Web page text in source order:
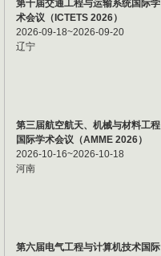
第十届交通工程与运输系统国际学
术会议（ICTETS 2026）
2026-09-18~2026-09-20
辽宁
第三届航空航天、机械与材料工程
国际学术会议（AMME 2026）
2026-10-16~2026-10-18
河南
第六届电气工程与计算机技术国际